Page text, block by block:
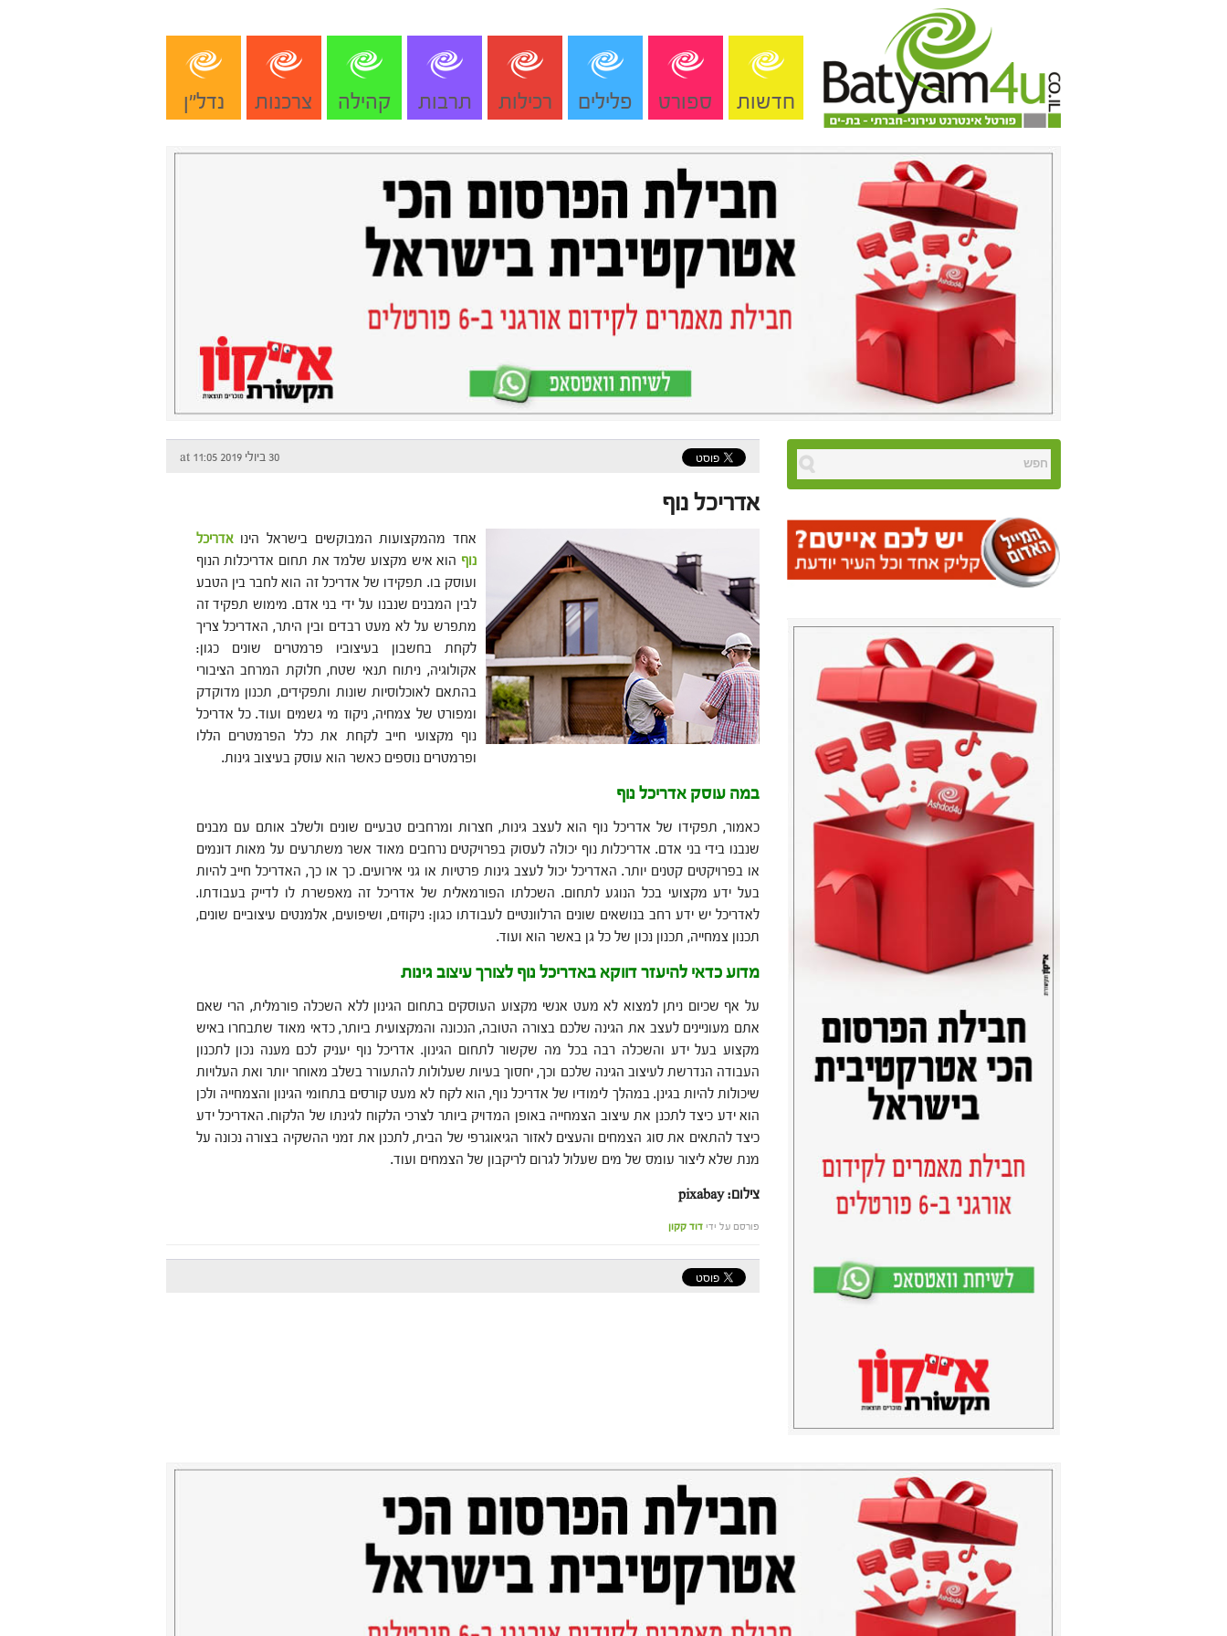
חדשות ספורט פלילים רכילות תרבות קהילה צרכנות נדל"ן
30 ביולי 2019 at 11:05
אדריכל נוף
אחד מהמקצועות המבוקשים בישראל הינואדריכל
נוף הוא איש מקצוע שלמד את תחום אדריכלות הנוף
ועוסק בו. תפקידו של אדריכל זה הוא לחבר בין הטבע
לבין המבנים שנבנו על ידי בני אדם. מימוש תפקיד זה
מתפרש על לא מעט רבדים ובין היתר, האדריכל צריך
לקחת בחשבון בעיצוביו פרמטרים שונים כגון:
אקולוגיה, ניתוח תנאי שטח, חלוקת המרחב הציבורי
בהתאם לאוכלוסיות שונות ותפקידים, תכנון מדוקדק
ומפורט של צמחיה, ניקוז מי גשמים ועוד. כל אדריכל
נוף מקצועי חייב לקחת את כלל הפרמטרים הללו
ופרמטרים נוספים כאשר הוא עוסק בעיצוב גינות.
במה עוסק אדריכל נוף
כאמור, תפקידו של אדריכל נוף הוא לעצב גינות, חצרות ומרחבים טבעיים שונים ולשלב אותם עם מבנים
שנבנו בידי בני אדם. אדריכלות נוף יכולה לעסוק בפרויקטים נרחבים מאוד אשר משתרעים על מאות דונמים
או בפרויקטים קטנים יותר. האדריכל יכול לעצב גינות פרטיות או גני אירועים. כך או כך, האדריכל חייב להיות
בעל ידע מקצועי בכל הנוגע לתחום. השכלתו הפורמאלית של אדריכל זה מאפשרת לו לדייק בעבודתו.
לאדריכל יש ידע רחב בנושאים שונים הרלוונטיים לעבודתו כגון: ניקוזים, ושיפועים, אלמנטים עיצוביים שונים,
תכנון צמחייה, תכנון נכון של כל גן באשר הוא ועוד.
מדוע כדאי להיעזר דווקא באדריכל נוף לצורך עיצוב גינות
על אף שכיום ניתן למצוא לא מעט אנשי מקצוע העוסקים בתחום הגינון ללא השכלה פורמלית, הרי שאם
אתם מעוניינים לעצב את הגינה שלכם בצורה הטובה, הנכונה והמקצועית ביותר, כדאי מאוד שתבחרו באיש
מקצוע בעל ידע והשכלה רבה בכל מה שקשור לתחום הגינון. אדריכל נוף יעניק לכם מענה נכון לתכנון
העבודה הנדרשת לעיצוב הגינה שלכם וכך, יחסוך בעיות שעלולות להתעורר בשלב מאוחר יותר ואת העלויות
שיכולות להיות בגינן. במהלך לימודיו של אדריכל נוף, הוא לקח לא מעט קורסים בתחומי הגינון והצמחייה ולכן
הוא ידע כיצד לתכנן את עיצוב הצמחייה באופן המדויק ביותר לצרכי הלקוח לגינתו של הלקוח. האדריכל ידע
כיצד להתאים את סוג הצמחים והעצים לאזור הגיאוגרפי של הבית, לתכנן את זמני ההשקיה בצורה נכונה על
מנת שלא ליצור עומס של מים שעלול לגרום לריקבון של הצמחים ועוד.
צילום: pixabay
פורסם על ידי דוד קקון